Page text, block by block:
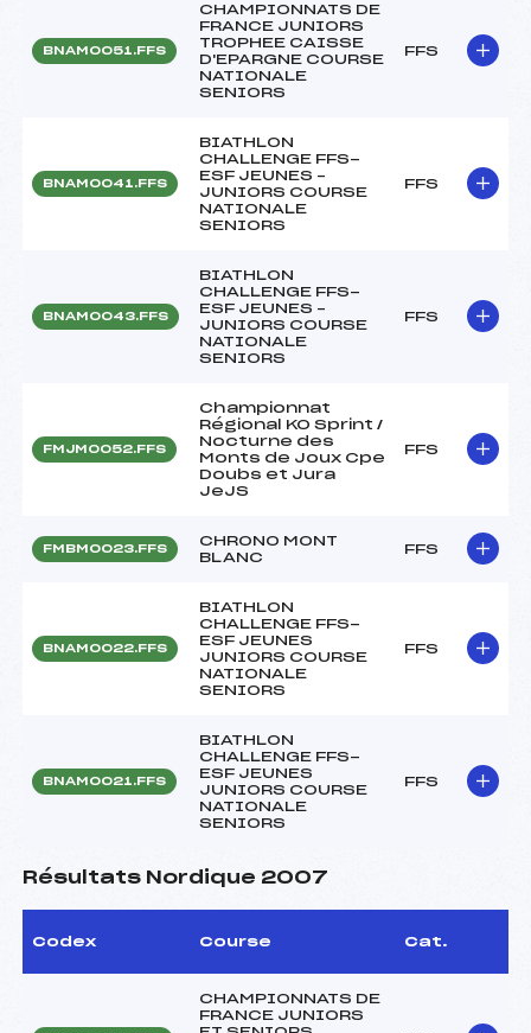
BNAM0051.FFS
CHAMPIONNATS DE
FRANCE JUNIORS
TROPHEE CAISSE
D'EPARGNE COURSE
NATIONALE
SENIORS
FFS
BNAM0041.FFS
BIATHLON
CHALLENGE FFS-
ESF JEUNES –
JUNIORS COURSE
NATIONALE
SENIORS
FFS
BNAM0043.FFS
BIATHLON
CHALLENGE FFS-
ESF JEUNES –
JUNIORS COURSE
NATIONALE
SENIORS
FFS
FMJM0052.FFS
Championnat
Régional KO Sprint /
Nocturne des
Monts de Joux Cpe
Doubs et Jura
JeJS
FFS
FMBM0023.FFS
CHRONO MONT
BLANC
FFS
BNAM0022.FFS
BIATHLON
CHALLENGE FFS-
ESF JEUNES
JUNIORS COURSE
NATIONALE
SENIORS
FFS
BNAM0021.FFS
BIATHLON
CHALLENGE FFS-
ESF JEUNES
JUNIORS COURSE
NATIONALE
SENIORS
FFS
Résultats Nordique 2007
Codex Course Cat.
CHAMPIONNATS DE
FRANCE JUNIORS